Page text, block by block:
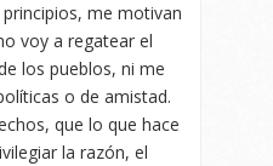
me motivan
voy a regatear el
los pueblos, ni me
o de amistad.
que lo que hace
la razón, el